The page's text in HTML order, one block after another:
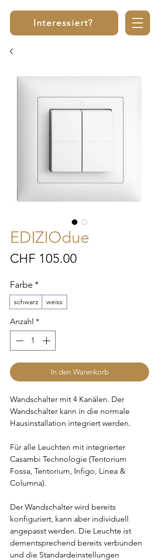
Interessiert?
EDIZIOdue
CHF 105.00
Farbe *
schwarz weiss
Anzahl *
In den Warenkorb
Wandschalter mit 4 Kanälen. Der
Wandschalter kann in die normale
Hausinstallation integriert werden.
Für alle Leuchten mit integrierter
Casambi Technologie (Tentorium
Fossa, Tentorium, Infigo, Linea &
Columna).
Der Wandschalter wird bereits
konfiguriert, kann aber individuell
angepasst werden. Die Leuchte ist
dementsprechend bereits verbunden
und die Standardeinstellungen